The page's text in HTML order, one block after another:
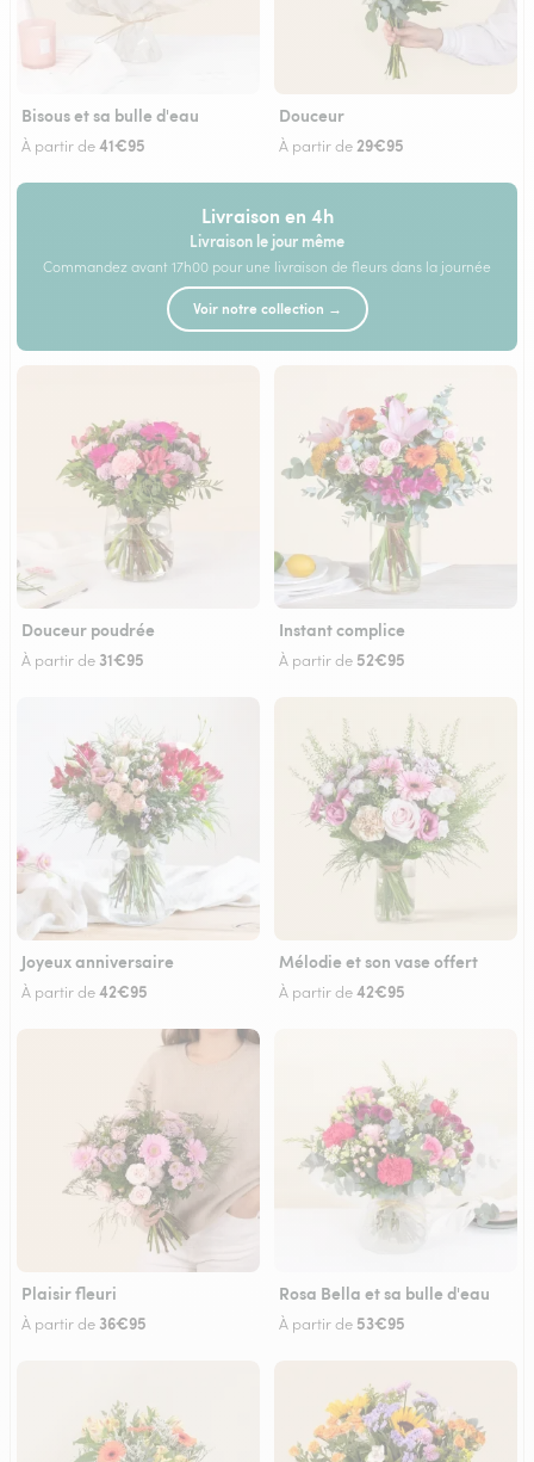
Bisous et sa bulle d'eau
À partir de41€95
Douceur
À partir de 29€95
Livraison en 4h
Livraison le jour même
Commandez avant 17h00 pour une livraison de fleurs dans la journée
Voir notre collection →
Douceur poudrée
À partir de 31€95
Instant complice
À partir de 52€95
Joyeux anniversaire
À partir de42€95
Mélodie et son vase offert
À partir de42€95
Plaisir fleuri
À partir de 36€95
Rosa Bella et sa bulle d'eau
À partir de 53€95